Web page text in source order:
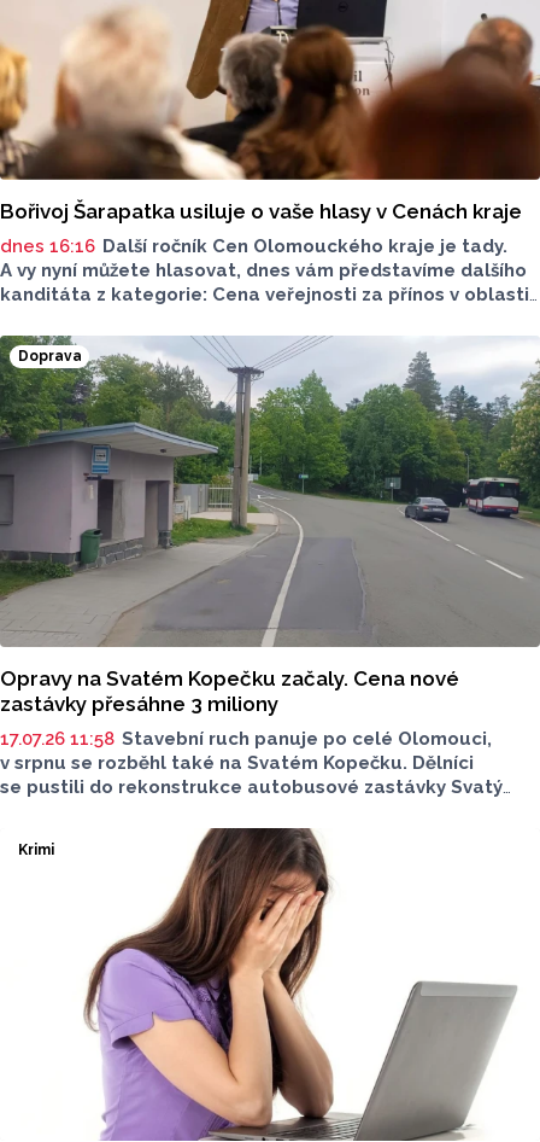
Bořivoj Šarapatka usiluje o vaše hlasy v Cenách kraje
dnes 16:16 Další ročník Cen Olomouckého kraje je tady.
A vy nyní můžete hlasovat, dnes vám představíme dalšího
kanditáta z kategorie: Cena veřejnosti za přínos v oblasti
v kategorii: Dlouhodobý přínos v oblasti životního
prostředí.
Doprava
Opravy na Svatém Kopečku začaly. Cena nové
zastávky přesáhne 3 miliony
17.07.26 11:58 Stavební ruch panuje po celé Olomouci,
v srpnu se rozběhl také na Svatém Kopečku. Dělníci
se pustili do rekonstrukce autobusové zastávky Svatý
je oprava chodníku, dlažby nástupiště a čekárny včetně
varovných a signálních ploch. Práce začaly ve středu 5.
srpna, hotovo bude na konci září.
Krimi